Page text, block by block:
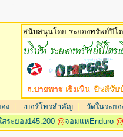
สนับสนุนโดย ระยองทรัพย์ปิโต
ง เบอร์โทรสำคัญ วัดในระยอ
สระยอง145.200 @จอมแหEnduro